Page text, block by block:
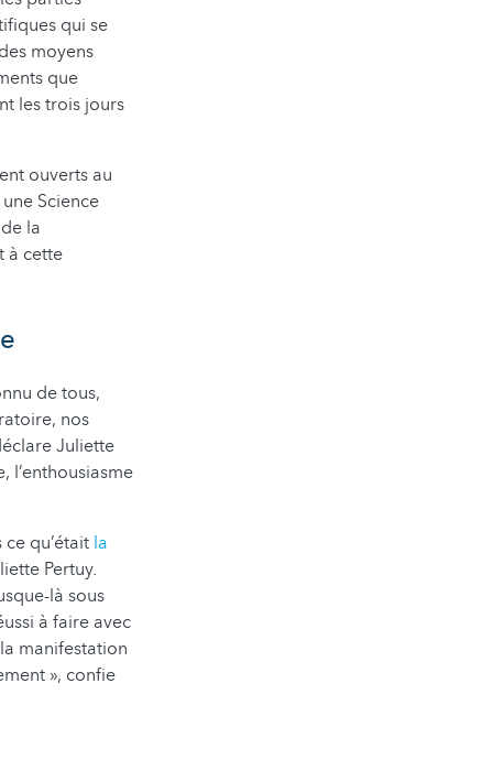
qui se
moyens
que
les trois jours
ouverts au
Science
la
à cette
de tous,
nos
Juliette
l’enthousiasme
qu’était la
Pertuy.
là sous
à faire avec
manifestation
», confie